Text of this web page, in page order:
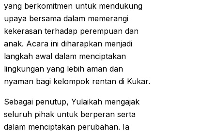
yang berkomitmen untuk mendukung
upaya bersama dalam memerangi
kekerasan terhadap perempuan dan
anak. Acara ini diharapkan menjadi
langkah awal dalam menciptakan
lingkungan yang lebih aman dan
nyaman bagi kelompok rentan di Kukar.
Sebagai penutup, Yulaikah mengajak
seluruh pihak untuk berperan serta
dalam menciptakan perubahan. Ia